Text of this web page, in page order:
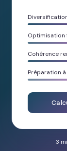
Optimisation
Cohérence
Préparation
3